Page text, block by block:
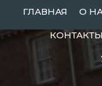
content
ГЛАВНАЯ О
КОНТАКТЫ